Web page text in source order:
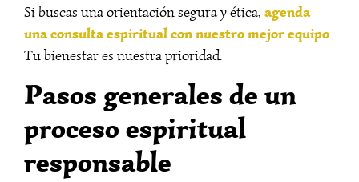
Si buscas una orientación segura y ética, agenda
una consulta espiritual con nuestro mejor equipo.
Tu bienestar es nuestra prioridad.
Pasos generales de un
proceso espiritual
responsable